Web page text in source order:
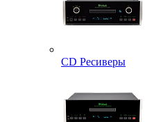
CD Ресиверы